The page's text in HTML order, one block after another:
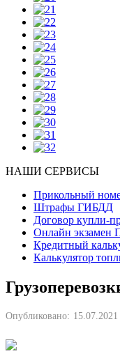
НАШИ СЕРВИСЫ
Прикольный
Штрафы ГИБДД
Договор купли-
Онлайн экзамен
Кредитный
Калькулятор
Опубликовано: 15.07.2021